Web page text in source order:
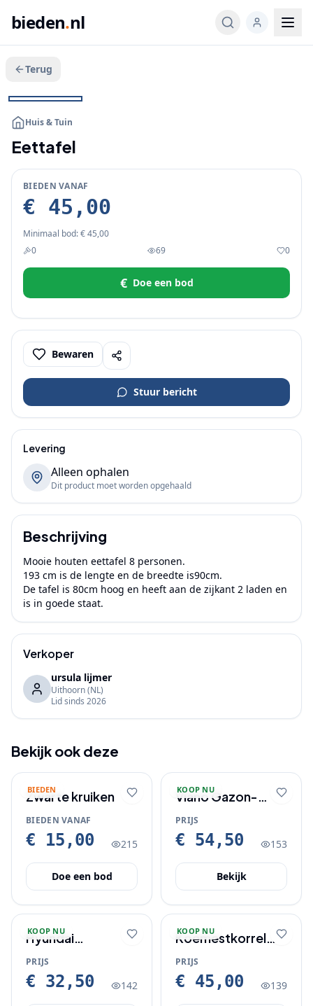
bieden.nl
Terug
Veeg voor meer
Huis & Tuin
Eettafel
BIEDEN VANAF
€ 45,00
Minimaal bod:€ 45,00
0
69 0
€ Doe een bod
Bewaren
Stuur bericht
Levering
Alleen ophalen
Dit product moet worden opgehaald
Beschrijving
Mooie houten eettafel 8 personen.
193 cm is de lengte en de breedte is90cm.
De tafel is 80cm hoog en heeft aan de zijkant 2 laden en
is in goede staat.
Verkoper
ursula lijmer
Uithoorn(NL)
Lid sinds 2026
Bekijk ook deze
BIEDEN
Zwarte kruiken
BIEDEN VANAF
€ 15,00 215
Doe een bod
KOOP NU
Viano Gazon-
booster 20 KG
PRIJS
€ 54,50 153
Bekijk
KOOP NU
Hyundai
draagbare
slanghaspel 20
PRIJS
€ 32,50 142
KOOP NU
Koemestkorrel
aanbieding.
PRIJS
€ 45,00 139